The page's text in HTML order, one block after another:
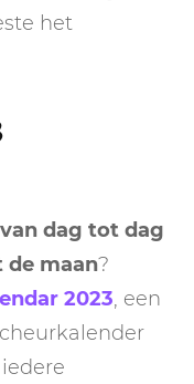
het
van dag tot dag
de maan?
2023, een